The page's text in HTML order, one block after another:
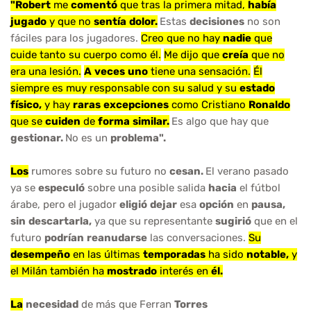
"Robert me comentó que tras la primera mitad, había
jugado y que no sentía dolor. Estas decisiones no son
fáciles para los jugadores. Creo que no hay nadie que
cuide tanto su cuerpo como él. Me dijo que creía que no
era una lesión. A veces uno tiene una sensación. Él
siempre es muy responsable con su salud y su estado
físico, y hay raras excepciones como Cristiano Ronaldo
que se cuiden de forma similar. Es algo que hay que
gestionar. No es un problema".
Los rumores sobre su futuro no cesan. El verano pasado
ya se especuló sobre una posible salida hacia el fútbol
árabe, pero el jugador eligió dejar esa opción en pausa,
sin descartarla, ya que su representante sugirió que en el
futuro podrían reanudarse las conversaciones. Su
desempeño en las últimas temporadas ha sido notable, y
el Milán también ha mostrado interés en él.
La necesidad de más que Ferran Torres